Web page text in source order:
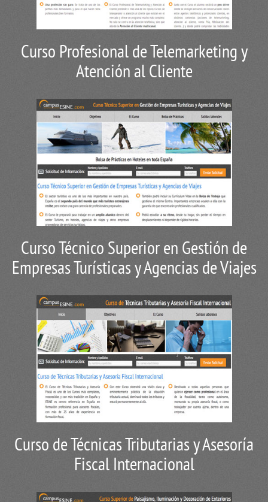
Curso Profesional de Telemarketing y
Atención al Cliente
Curso Técnico Superior en Gestión de
Empresas Turísticas y Agencias de Viajes
Curso de Técnicas Tributarias y Asesoría
Fiscal Internacional